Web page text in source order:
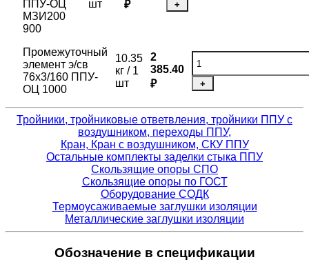
ППУ-ОЦ
МЗИ200
900
шт
₽
+
Промежуточный
элемент э/св
76х3/160 ППУ-
ОЦ 1000
10.35
кг / 1
шт
2
385.40
₽
+
Тройники, тройниковые ответвления, тройники ППУ с
воздушником, переходы ППУ,
Кран, Кран с воздушником, СКУ ППУ
Остальные комплекты заделки стыка ППУ
Скользящие опоры СПО
Скользящие опоры по ГОСТ
Оборудование СОДК
Термоусаживаемые заглушки изоляции
Металлические заглушки изоляции
Обозначение в спецификации